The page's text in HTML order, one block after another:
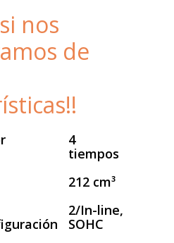
nos
de
4
tiempos
212 cm³
2/In-line,
SOHC